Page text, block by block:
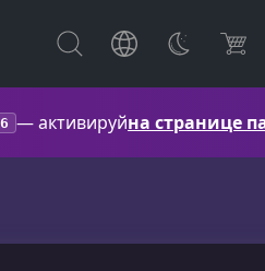
— активируйна странице